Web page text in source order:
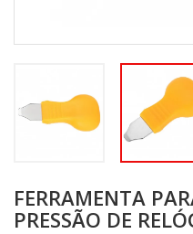
FERRAMENTA
PRESSÃO DE